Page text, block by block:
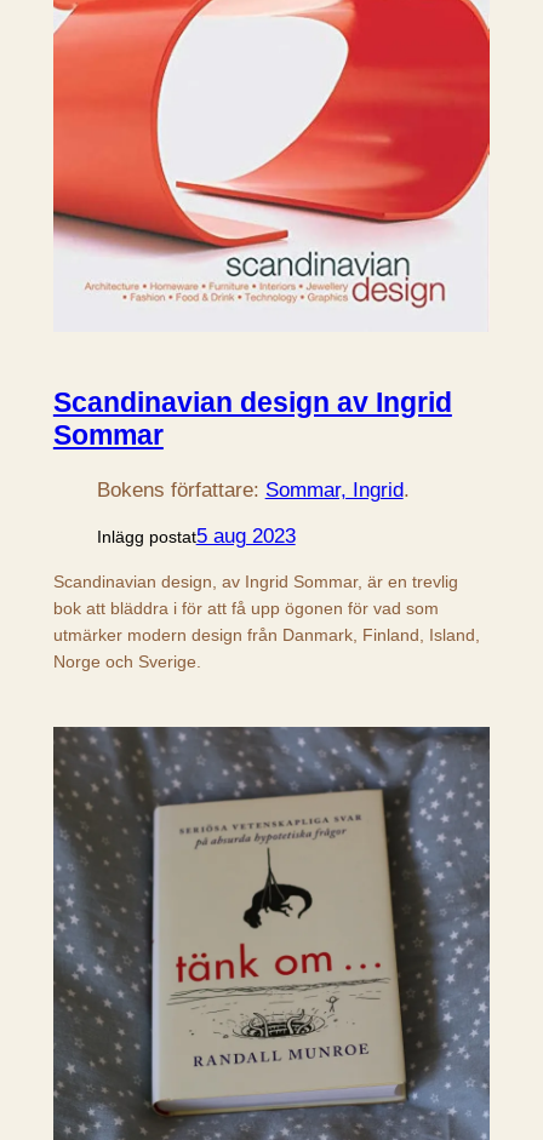
Scandinavian design av Ingrid
Sommar
Bokens författare: Sommar, Ingrid.
Inlägg postat5 aug 2023
Scandinavian design, av Ingrid Sommar, är en trevlig
bok att bläddra i för att få upp ögonen för vad som
utmärker modern design från Danmark, Finland, Island,
Norge och Sverige.